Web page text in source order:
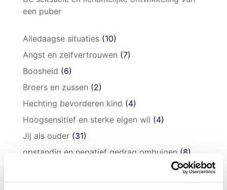
een puber
Alledaagse situaties(10)
Angst en zelfvertrouwen (7)
Boosheid (6)
Broers en zussen (2)
Hechting bevorderen kind (4)
Hoogsensitief en sterke eigen wil (4)
Jij als ouder(31)
opstandig en negatief gedrag ombuigen(8)
Respectloos(2)